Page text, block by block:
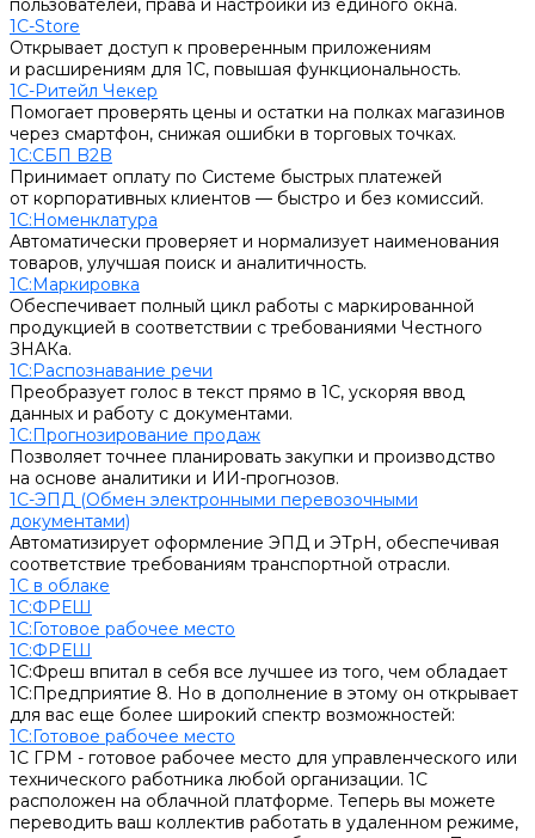
пользователей, права и настройки из единого окна.
1С-Store
Открывает доступ к проверенным приложениям
и расширениям для 1С, повышая функциональность.
1С-Ритейл Чекер
Помогает проверять цены и остатки на полках магазинов
через смартфон, снижая ошибки в торговых точках.
1С:СБП B2B
Принимает оплату по Системе быстрых платежей
от корпоративных клиентов — быстро и без комиссий.
1С:Номенклатура
Автоматически проверяет и нормализует наименования
товаров, улучшая поиск и аналитичность.
1С:Маркировка
Обеспечивает полный цикл работы с маркированной
продукцией в соответствии с требованиями Честного
ЗНАКа.
1С:Распознавание речи
Преобразует голос в текст прямо в 1С, ускоряя ввод
данных и работу с документами.
1С:Прогнозирование продаж
Позволяет точнее планировать закупки и производство
на основе аналитики и ИИ-прогнозов.
1С-ЭПД (Обмен электронными перевозочными
документами)
Автоматизирует оформление ЭПД и ЭТрН, обеспечивая
соответствие требованиям транспортной отрасли.
1С в облаке
1С:ФРЕШ
1C:Готовое рабочее место
1С:ФРЕШ
1С:Фреш впитал в себя все лучшее из того, чем обладает
1С:Предприятие 8. Но в дополнение в этому он открывает
для вас еще более широкий спектр возможностей:
1C:Готовое рабочее место
1С ГРМ - готовое рабочее место для управленческого или
технического работника любой организации. 1С
расположен на облачной платформе. Теперь вы можете
переводить ваш коллектив работать в удаленном режиме,